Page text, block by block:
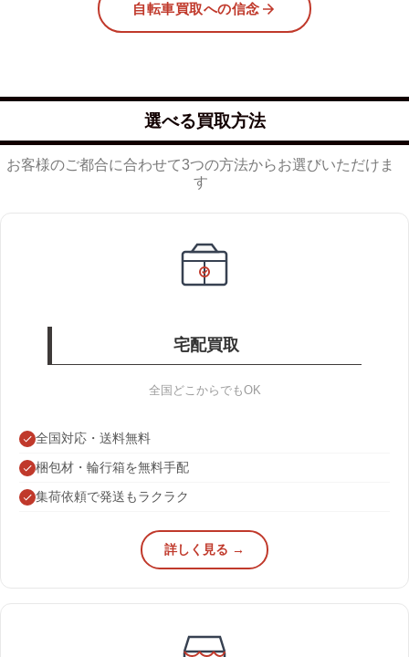
自転車買取への信念
選べる買取方法
お客様のご都合に合わせて3つの方法からお選びいただけま
す
宅配買取
全国どこからでもOK
全国対応・送料無料
梱包材・輪行箱を無料手配
集荷依頼で発送もラクラク
詳しく見る →